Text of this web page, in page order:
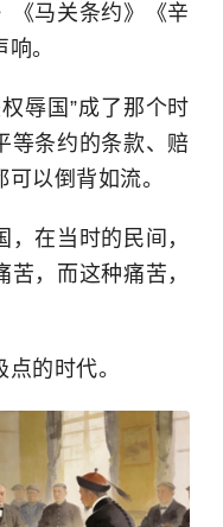
《马关条约》《辛
。
辱国”成了那个时
等条约的条款、赔
以倒背如流。
在当时的民间，
，而这种痛苦，
的时代。